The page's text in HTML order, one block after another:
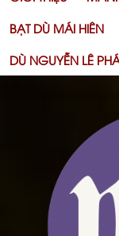
BẠT DÙ MÁI HIÊN
DÙ NGUYỄN LÊ